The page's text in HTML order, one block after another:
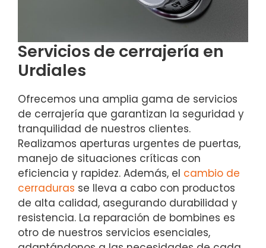
Servicios de cerrajería en
Urdiales
Ofrecemos una amplia gama de servicios
de cerrajería que garantizan la seguridad y
tranquilidad de nuestros clientes.
Realizamos aperturas urgentes de puertas,
manejo de situaciones críticas con
eficiencia y rapidez. Además, el cambio de
cerraduras se lleva a cabo con productos
de alta calidad, asegurando durabilidad y
resistencia. La reparación de bombines es
otro de nuestros servicios esenciales,